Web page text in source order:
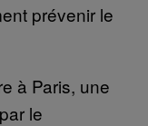
prévenir le
à Paris, une
le